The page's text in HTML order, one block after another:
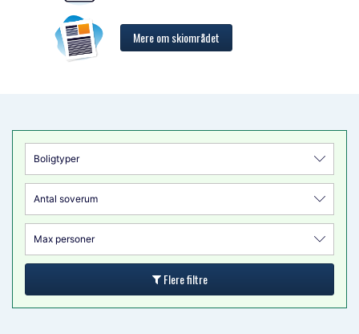
Mere om skiområdet
Boligtyper
Antal soverum
Max personer
Flere filtre